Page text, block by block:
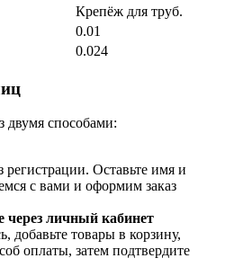
Крепёж для труб.
0.01
0.024
двумя способами:
Оставьте имя и
с вами и оформим заказ
через личный кабинет
добавьте товары в корзину,
оплаты, затем подтвердите